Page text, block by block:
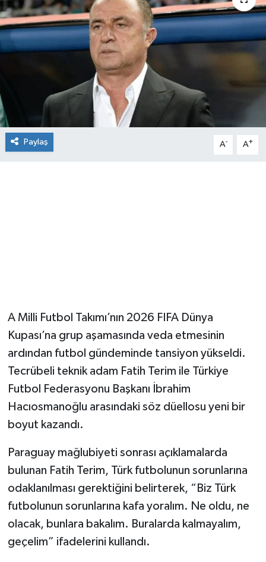
Paylaş A- A+
A Milli Futbol Takımı’nın 2026 FIFA Dünya
Kupası’na grup aşamasında veda etmesinin
ardından futbol gündeminde tansiyon yükseldi.
Tecrübeli teknik adam Fatih Terim ile Türkiye
Futbol Federasyonu Başkanı İbrahim
Hacıosmanoğlu arasındaki söz düellosu yeni bir
boyut kazandı.
Paraguay mağlubiyeti sonrası açıklamalarda
bulunan Fatih Terim, Türk futbolunun sorunlarına
odaklanılması gerektiğini belirterek, “Biz Türk
futbolunun sorunlarına kafa yoralım. Ne oldu, ne
olacak, bunlara bakalım. Buralarda kalmayalım,
geçelim” ifadelerini kullandı.